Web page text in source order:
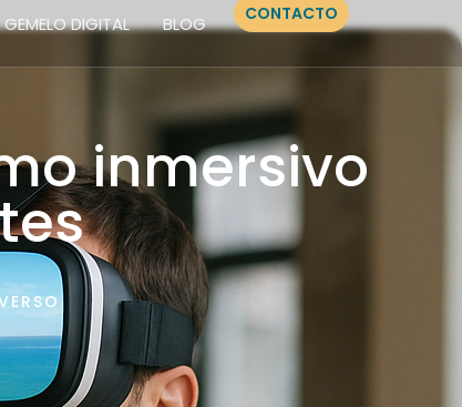
Services Our Story Contact Us
GEMELO DIGITAL BLOG CONTACTO
inmersivo